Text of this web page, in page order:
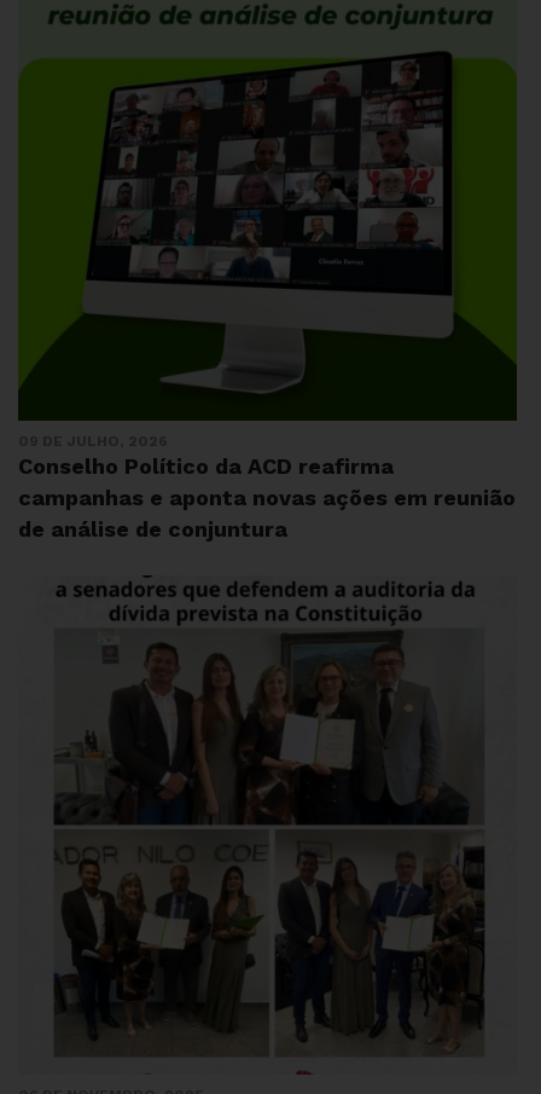
Conselho Político da ACD reafirma
campanhas e aponta novas ações em reunião
de análise de conjuntura